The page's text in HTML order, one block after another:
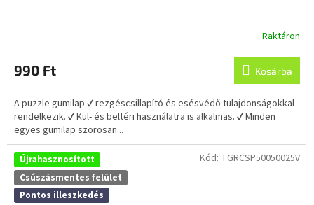
Raktáron
990 Ft Kosárba
A puzzle gumilap ✔ rezgéscsillapító és esésvédő tulajdonságokkal
rendelkezik. ✔ Kül- és beltéri használatra is alkalmas. ✔ Minden
egyes gumilap szorosan...
Újrahasznosított
Csúszásmentes felület
Pontos illeszkedés
Kód: TGRCSP50050025V